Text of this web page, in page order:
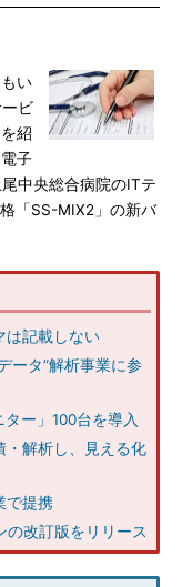
い
ビ
紹
子
中央総合病院のITテ
「SS-MIX2」の新バ
は記載しない
ータ”解析事業に参
ー」100台を導入
・解析し、見える化
で提携
の改訂版をリリース